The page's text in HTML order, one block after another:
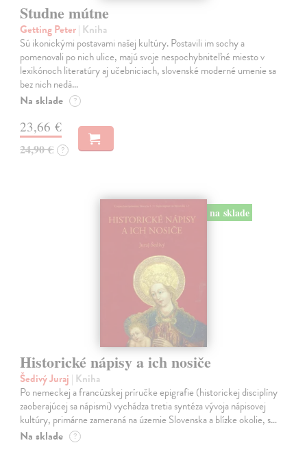
Studne mútne
Getting Peter| Kniha
Sú ikonickými postavami našej kultúry. Postavili im sochy a
pomenovali po nich ulice, majú svoje nespochybniteľné miesto v
lexikónoch literatúry aj učebniciach, slovenské moderné umenie sa
bez nich nedá…
Na sklade ?
23,66 €
24,90 € ?
na sklade
Historické nápisy a ich nosiče
Šedivý Juraj | Kniha
Po nemeckej a francúzskej príručke epigrafie (historickej disciplíny
zaoberajúcej sa nápismi) vychádza tretia syntéza vývoja nápisovej
kultúry, primárne zameraná na územie Slovenska a blízke okolie, s…
Na sklade ?